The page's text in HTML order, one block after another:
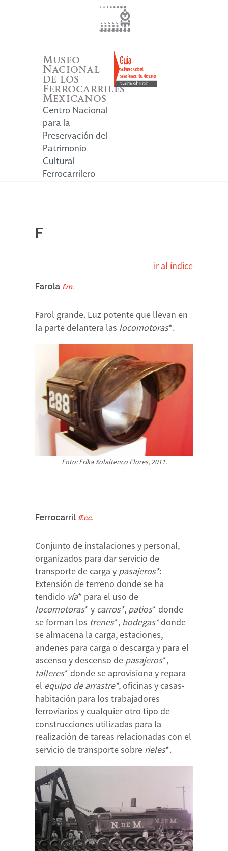
Museo
Nacional
de los
Ferrocarriles
Mexicanos
Centro Nacional
para la
Preservación del
Patrimonio
Cultural
Ferrocarrilero
F
ir al índice
Farola f.m.
Farol grande. Luz potente que llevan en
la parte delantera las locomotoras*.
Foto: Erika Xolaltenco Flores, 2011.
Ferrocarril ff.cc.
Conjunto de instalaciones y personal,
organizados para dar servicio de
transporte de carga y pasajeros*:
Extensión de terreno donde se ha
tendido vía* para el uso de
locomotoras* y carros*, patios* donde
se forman los trenes*, bodegas*donde
se almacena la carga, estaciones,
andenes para carga o descarga y para el
ascenso y descenso de pasajeros*,
talleres* donde se aprovisiona y repara
el equipo de arrastre*, oficinas y casas-
habitación para los trabajadores
ferroviarios y cualquier otro tipo de
construcciones utilizadas para la
realización de tareas relacionadas con el
servicio de transporte sobre rieles*.